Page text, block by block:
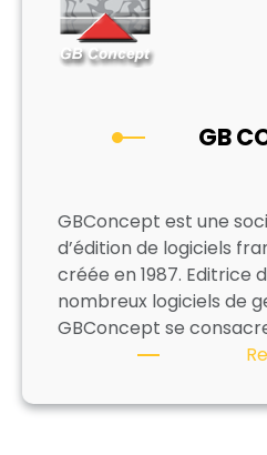
GB
GBConcept est une
d’édition de logiciels
créée en 1987. Editrice
nombreux logiciels de
GBConcept se